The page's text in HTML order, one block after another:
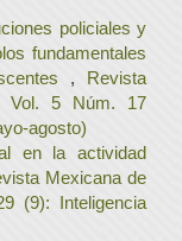
policiales y
fundamentales
, Revista
Vol. 5 Núm. 17
agosto)
en la actividad
Mexicana de
(9): Inteligencia